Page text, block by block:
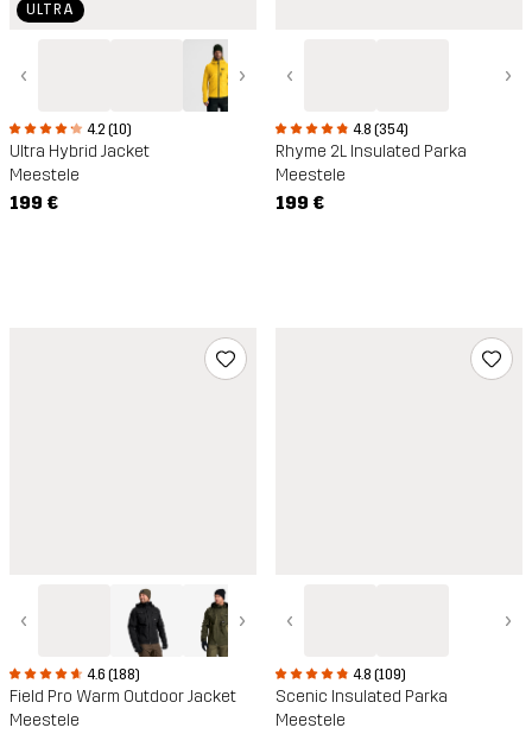
ULTRA
‹ ›
4.2 (10)
Ultra Hybrid Jacket
Meestele
199 €
‹ ›
4.8 (354)
Rhyme 2L Insulated Parka
Meestele
199 €
‹ ›
4.6 (188)
Field Pro Warm Outdoor Jacket
Meestele
‹ ›
4.8 (109)
Scenic Insulated Parka
Meestele